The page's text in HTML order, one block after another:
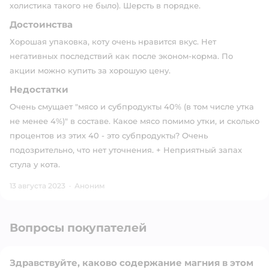
холистика такого не было). Шерсть в порядке.
Достоинства
Хорошая упаковка, коту очень нравится вкус. Нет
негативных последствий как после эконом-корма. По
акции можно купить за хорошую цену.
Недостатки
Очень смущает "мясо и субпродукты 40% (в том числе утка
не менее 4%)" в составе. Какое мясо помимо утки, и сколько
процентов из этих 40 - это субпродукты? Очень
подозрительно, что нет уточнения. + Неприятный запах
стула у кота.
13 августа 2023 · Аноним
Вопросы покупателей
Здравствуйте, каково содержание магния в этом